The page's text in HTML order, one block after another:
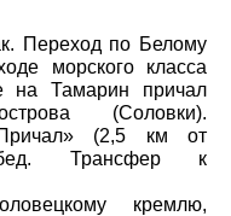
Переход по Белому
морского класса
на Тамарин причал
(Соловки).
(2,5 км от
Трансфер к
кремлю,